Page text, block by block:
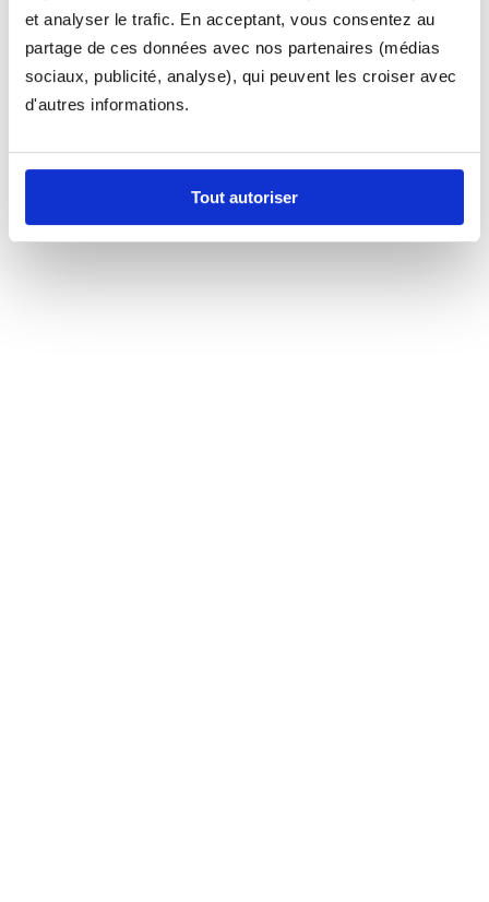
et analyser le trafic. En acceptant, vous consentez au
partage de ces données avec nos partenaires (médias
sociaux, publicité, analyse), qui peuvent les croiser avec
d'autres informations.
Tout autoriser